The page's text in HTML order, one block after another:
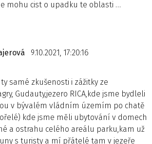
mohu cist o upadku te oblasti …
9.10.2021, 17:20:16
samé zkušenosti i zážitky ze
Gudauty,jezero RICA,kde jsme bydleli
v bývalém vládním územím po chatě
kde jsme měli ubytování v domech
a ostrahu celého areálu parku,kam už
s turisty a mí přátelé tam v jezeře